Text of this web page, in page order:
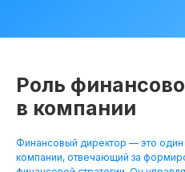
Роль
в компании
Финансовый директор — это
компании, отвечающий заРезюме